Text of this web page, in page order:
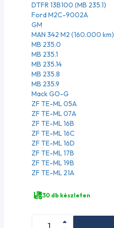
DTFR 13B100 (MB 235.1)
Ford M2C-9002A
GM
MAN 342 M2 (160.000 km)
MB 235.0
MB 235.1
MB 235.14
MB 235.8
MB 235.9
Mack GO-G
ZF TE-ML 05A
ZF TE-ML 07A
ZF TE-ML 16B
ZF TE-ML 16C
ZF TE-ML 16D
ZF TE-ML 17B
ZF TE-ML 19B
ZF TE-ML 21A
30 db készleten